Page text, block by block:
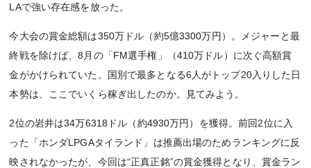
LAで強い存在感を放った。
今大会の賞金総額は350万ドル（約5億3300万円）。メジャーと最
終戦を除けば、8月の「FM選手権」（410万ドル）に次ぐ高額賞
金がかけられていた。国別で最多となる6人がトップ20入りした日
本勢は、ここでいくら稼ぎ出したのか。見てみよう。
2位の岩井は34万6318ドル（約4930万円）を獲得。前回2位に入
った「ホンダLPGAタイランド」は推薦出場のためランキングに反
映されなかったが、今回は“正真正銘”の賞金獲得となり、賞金ラン